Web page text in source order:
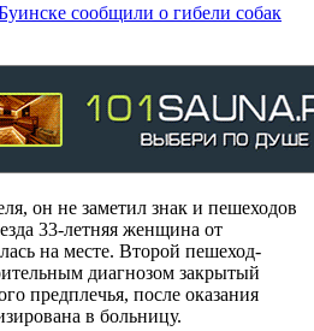
сообщили о гибели собак
он не заметил знак и пешеходов
33-летняя женщина от
на месте. Второй пешеход-
диагнозом закрытый
предплечья, после оказания
в больницу.